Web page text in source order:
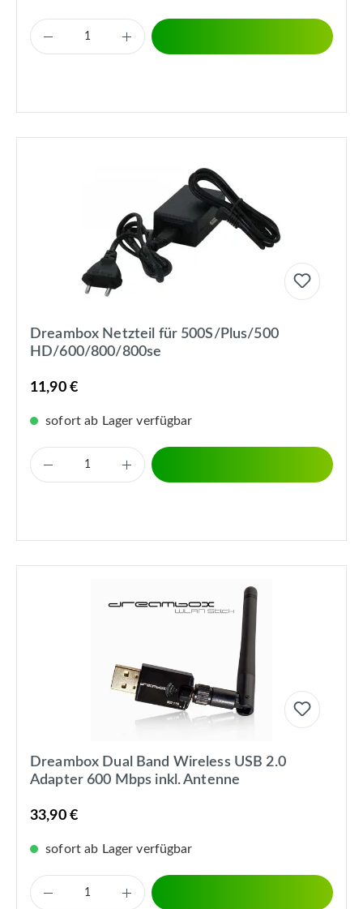
Dreambox Netzteil für 500S/Plus/500
HD/600/800/800se
11,90 €
sofort ab Lager verfügbar
Dreambox Dual Band Wireless USB 2.0
Adapter 600 Mbps inkl. Antenne
33,90 €
sofort ab Lager verfügbar